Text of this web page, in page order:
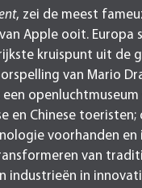
, zei de meest
Apple ooit. Europa
kruispunt uit de
van Mario
openluchtmuseum
en Chinese
voorhanden en
van
industrieën in